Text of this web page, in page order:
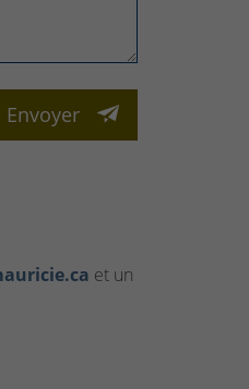
Envoyer
et un